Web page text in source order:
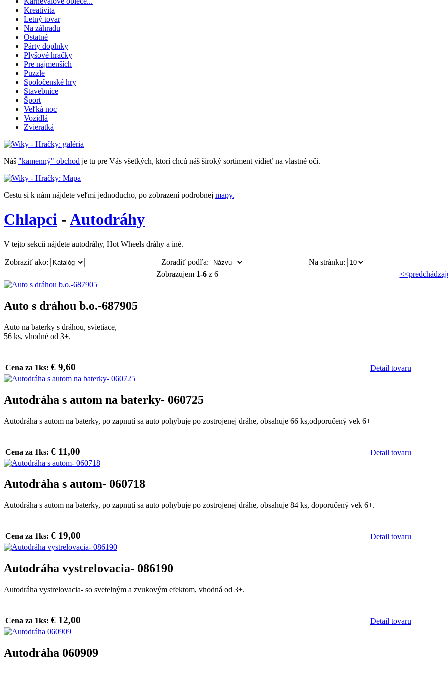
Kreativita
Letný tovar
Na záhradu
Ostatné
Párty doplnky
Plyšové hračky
Pre najmenších
Puzzle
Spoločenské hry
Stavebnice
Šport
Veľká noc
Vozidlá
Zvieratká
Náš "kamenný" obchod je tu pre Vás všetkých, ktorí chcú náš široký sortiment vidieť na vlastné oči.
Cestu si k nám nájdete veľmi jednoducho, po zobrazení podrobnej mapy.
Chlapci -Autodráhy
V tejto sekcii nájdete autodráhy, Hot Wheels dráhy a iné.
Zobraziť ako: Zoradiť podľa:
Na stránku:
Zobrazujem 1-6z 6
Auto s dráhou b.o.-687905
Auto na baterky s dráhou, svietiace,
56 ks, vhodné od 3+.
Cena za 1ks: € 9,60 Detail tovaru
Autodráha s autom na baterky- 060725
Autodráha s autom na baterky, po zapnutí sa auto pohybuje po zostrojenej dráhe, obsahuje 66 ks,odporučený vek 6+
Cena za 1ks: € 11,00 Detail tovaru
Autodráha s autom- 060718
Autodráha s autom na baterky, po zapnutí sa auto pohybuje po zostrojenej dráhe, obsahuje 84 ks, doporučený vek 6+.
Cena za 1ks: € 19,00 Detail tovaru
Autodráha vystrelovacia- 086190
Autodráha vystrelovacia- so svetelným a zvukovým efektom, vhodná od 3+.
Cena za 1ks: € 12,00 Detail tovaru
Autodráha 060909